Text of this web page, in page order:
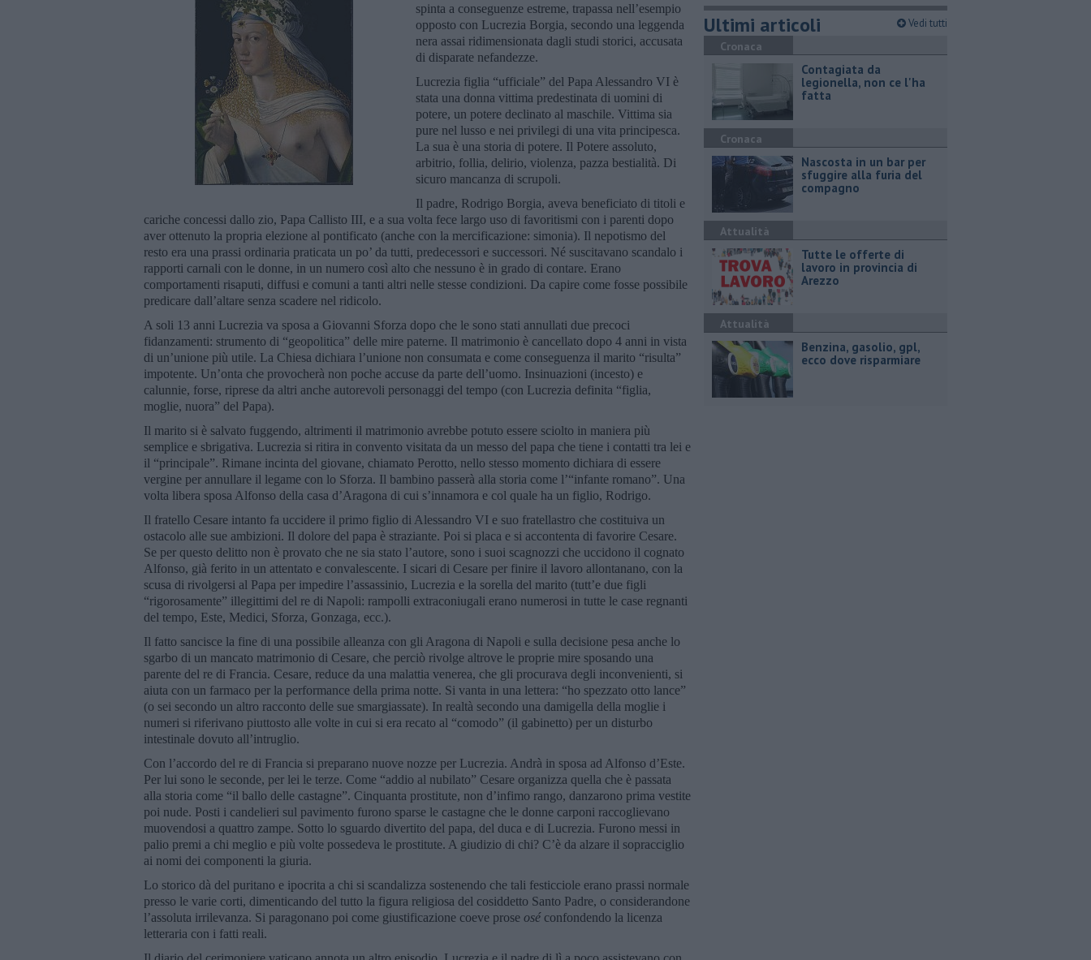
spinta a conseguenze estreme, trapassa nell’esempio
opposto con Lucrezia Borgia, secondo una leggenda
nera assai ridimensionata dagli studi storici, accusata
di disparate nefandezze.
Lucrezia figlia “ufficiale” del Papa Alessandro VI è
stata una donna vittima predestinata di uomini di
potere, un potere declinato al maschile. Vittima sia
pure nel lusso e nei privilegi di una vita principesca.
La sua è una storia di potere. Il Potere assoluto,
arbitrio, follia, delirio, violenza, pazza bestialità. Di
sicuro mancanza di scrupoli.
Il padre, Rodrigo Borgia, aveva beneficiato di titoli e
cariche concessi dallo zio, Papa Callisto III, e a sua volta fece largo uso di favoritismi con i parenti dopo
aver ottenuto la propria elezione al pontificato (anche con la mercificazione: simonia). Il nepotismo del
resto era una prassi ordinaria praticata un po’ da tutti, predecessori e successori. Né suscitavano scandalo i
rapporti carnali con le donne, in un numero così alto che nessuno è in grado di contare. Erano
comportamenti risaputi, diffusi e comuni a tanti altri nelle stesse condizioni. Da capire come fosse possibile
predicare dall’altare senza scadere nel ridicolo.
A soli 13 anni Lucrezia va sposa a Giovanni Sforza dopo che le sono stati annullati due precoci
fidanzamenti: strumento di “geopolitica” delle mire paterne. Il matrimonio è cancellato dopo 4 anni in vista
di un’unione più utile. La Chiesa dichiara l’unione non consumata e come conseguenza il marito “risulta”
impotente. Un’onta che provocherà non poche accuse da parte dell’uomo. Insinuazioni (incesto) e
calunnie, forse, riprese da altri anche autorevoli personaggi del tempo (con Lucrezia definita “figlia,
moglie, nuora” del Papa).
Il marito si è salvato fuggendo, altrimenti il matrimonio avrebbe potuto essere sciolto in maniera più
semplice e sbrigativa. Lucrezia si ritira in convento visitata da un messo del papa che tiene i contatti tra lei e
il “principale”. Rimane incinta del giovane, chiamato Perotto, nello stesso momento dichiara di essere
vergine per annullare il legame con lo Sforza. Il bambino passerà alla storia come l’“infante romano”. Una
volta libera sposa Alfonso della casa d’Aragona di cui s’innamora e col quale ha un figlio, Rodrigo.
Il fratello Cesare intanto fa uccidere il primo figlio di Alessandro VI e suo fratellastro che costituiva un
ostacolo alle sue ambizioni. Il dolore del papa è straziante. Poi si placa e si accontenta di favorire Cesare.
Se per questo delitto non è provato che ne sia stato l’autore, sono i suoi scagnozzi che uccidono il cognato
Alfonso, già ferito in un attentato e convalescente. I sicari di Cesare per finire il lavoro allontanano, con la
scusa di rivolgersi al Papa per impedire l’assassinio, Lucrezia e la sorella del marito (tutt’e due figli
“rigorosamente” illegittimi del re di Napoli: rampolli extraconiugali erano numerosi in tutte le case regnanti
del tempo, Este, Medici, Sforza, Gonzaga, ecc.).
Il fatto sancisce la fine di una possibile alleanza con gli Aragona di Napoli e sulla decisione pesa anche lo
sgarbo di un mancato matrimonio di Cesare, che perciò rivolge altrove le proprie mire sposando una
parente del re di Francia. Cesare, reduce da una malattia venerea, che gli procurava degli inconvenienti, si
aiuta con un farmaco per la performance della prima notte. Si vanta in una lettera: “ho spezzato otto lance”
(o sei secondo un altro racconto delle sue smargiassate). In realtà secondo una damigella della moglie i
numeri si riferivano piuttosto alle volte in cui si era recato al “comodo” (il gabinetto) per un disturbo
intestinale dovuto all’intruglio.
Con l’accordo del re di Francia si preparano nuove nozze per Lucrezia. Andrà in sposa ad Alfonso d’Este.
Per lui sono le seconde, per lei le terze. Come “addio al nubilato” Cesare organizza quella che è passata
alla storia come “il ballo delle castagne”. Cinquanta prostitute, non d’infimo rango, danzarono prima vestite
poi nude. Posti i candelieri sul pavimento furono sparse le castagne che le donne carponi raccoglievano
muovendosi a quattro zampe. Sotto lo sguardo divertito del papa, del duca e di Lucrezia. Furono messi in
palio premi a chi meglio e più volte possedeva le prostitute. A giudizio di chi? C’è da alzare il sopracciglio
ai nomi dei componenti la giuria.
Lo storico dà del puritano e ipocrita a chi si scandalizza sostenendo che tali festicciole erano prassi normale
presso le varie corti, dimenticando del tutto la figura religiosa del cosiddetto Santo Padre, o considerandone
l’assoluta irrilevanza. Si paragonano poi come giustificazione coeve prose oséconfondendo la licenza
letteraria con i fatti reali.
Ultimi articoli Vedi tutti
Cronaca
Contagiata da
legionella, non ce l'ha
fatta
Cronaca
Nascosta in un bar per
sfuggire alla furia del
compagno
Attualità
​Tutte le offerte di
lavoro in provincia di
Arezzo
Attualità
​Benzina, gasolio, gpl,
ecco dove risparmiare